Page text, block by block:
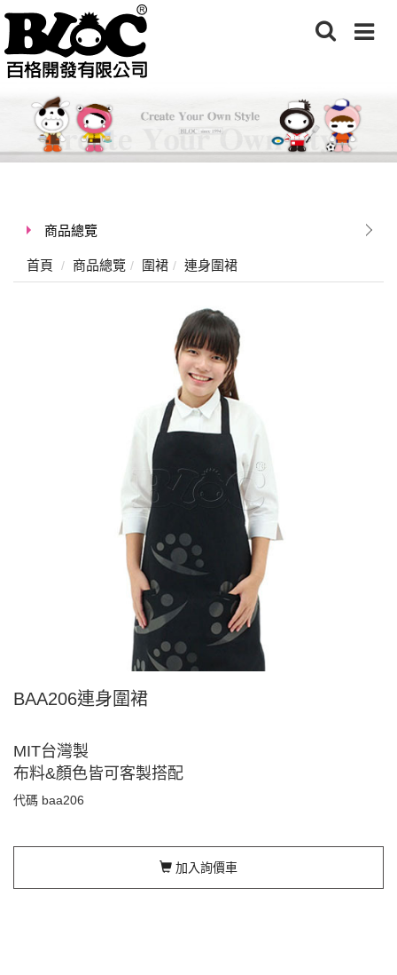
商品總覽
首頁 商品總覽 圍裙 連身圍裙
BAA206連身圍裙
MIT台灣製
布料&顏色皆可客製搭配
代碼 baa206
加入詢價車